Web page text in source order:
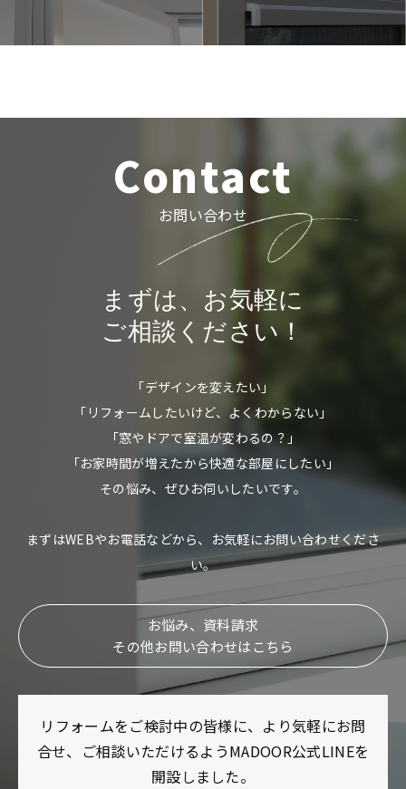
Contact
お問い合わせ
まずは、お気軽に
ご相談ください！
「デザインを変えたい」
「リフォームしたいけど、よくわからない」
「窓やドアで室温が変わるの？」
「お家時間が増えたから快適な部屋にしたい」
その悩み、ぜひお伺いしたいです。
まずはWEBやお電話などから、お気軽にお問い合わせくださ
い。
お悩み、資料請求
その他お問い合わせはこちら
リフォームをご検討中の皆様に、より気軽にお問
合せ、ご相談いただけるようMADOOR公式LINEを
開設しました。